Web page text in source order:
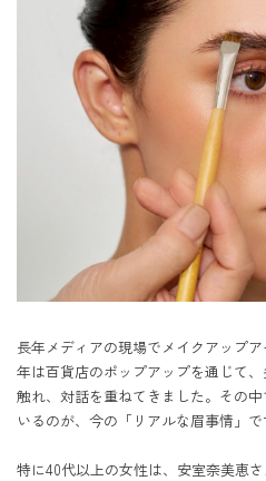
長年メディアの現場でメイクアップ
年は百貨店のポップアップを通じて
触れ、対話を重ねてきました。その
いるのが、今の「リアルな眉事情」で
特に40代以上の女性は、安室奈美恵